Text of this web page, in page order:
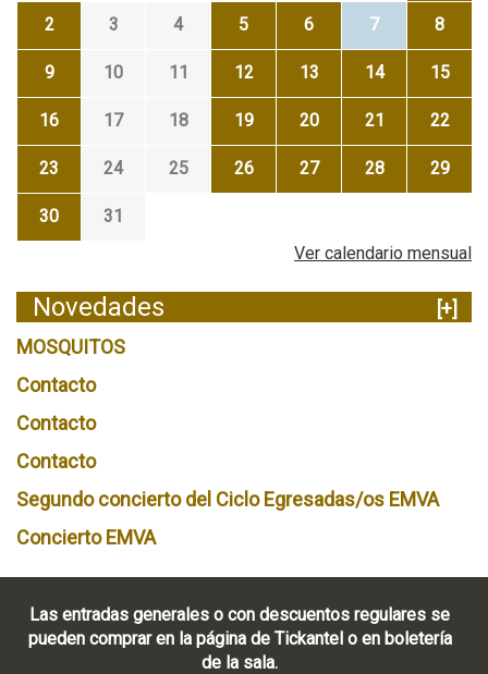
2 3 4 5 6 7 8
9 10 11 12 13 14 15
16 17 18 19 20 21 22
23 24 25 26 27 28 29
30
31
Ver calendario mensual
Novedades
[+]
MOSQUITOS
Contacto
Contacto
Contacto
Segundo concierto del Ciclo Egresadas/os EMVA
Concierto EMVA
Las entradas generales o con descuentos regulares se
pueden comprar en la página de Tickantel o en boletería
de la sala.